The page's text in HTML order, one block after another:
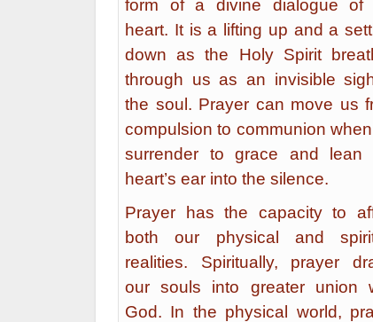
form of a divine dialogue of
heart. It is a lifting up and a
down as the Holy Spirit
through us as an invisible
the soul. Prayer can move us
compulsion to communion
surrender to grace and lean
heart’s ear into the silence.
Prayer has the capacity to
both our physical and
realities. Spiritually, prayer
our souls into greater union
God. In the physical world,